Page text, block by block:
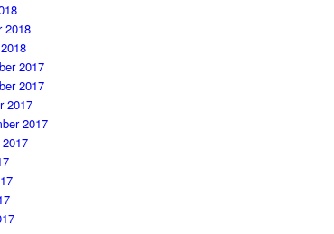
2018
2017
2017
2017
2017